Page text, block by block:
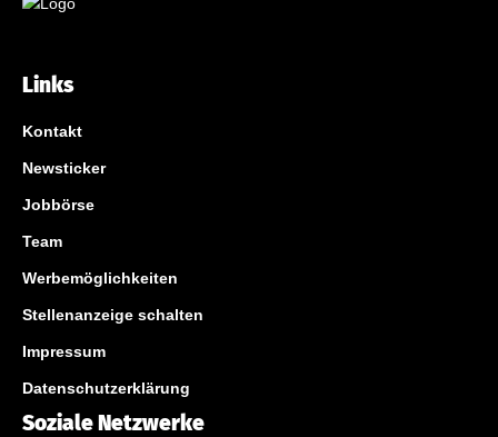
Links
Kontakt
Newsticker
Jobbörse
Team
Werbemöglichkeiten
Stellenanzeige schalten
Impressum
Datenschutzerklärung
Soziale Netzwerke